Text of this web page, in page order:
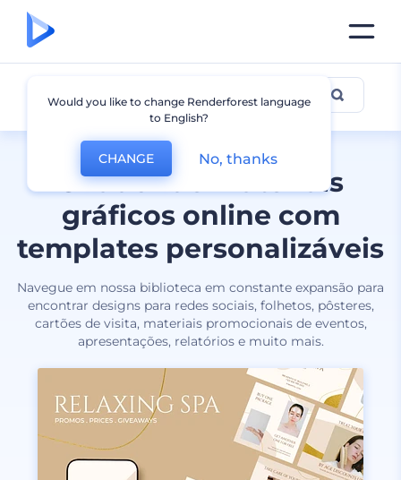
Criador de materiais
gráficos online com
templates personalizáveis
Navegue em nossa biblioteca em constante expansão para
encontrar designs para redes sociais, folhetos, pôsteres,
cartões de visita, materiais promocionais de eventos,
apresentações, relatórios e muito mais.
Todos designs
Would you like to change Renderforest language
to English?
CHANGE No, thanks